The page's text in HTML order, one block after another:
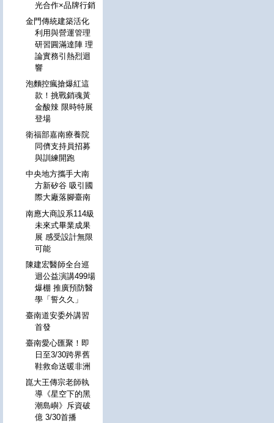
光合作×品牌行銷
金門傳統建築活化
利用與營運管理
研習圓滿達陣 理
論實務引熱烈迴
響
泡麵控瘋搶爆紅這
款！挑戰銷魂黃
金酸辣 限時特展
登場
衛福部嘉南療養院
同儕支持員招募
與訓練開跑
中央地方攜手大南
方新矽谷 吸引國
際大廠落腳臺南
南應大商設系114級
未來式畢業成果
展 感受設計無限
可能
陳建宏醫師全台巡
迴公益演講499場
爆棚 推廣預防醫
學「誓久久」
臺南道安委外講習
首發
臺南愛心匯聚！即
日至3/30跨界舊
鞋救命送暖非洲
崑大王傳宗老師執
導《星空下的黑
潮島嶼》斥資破
億 3/30首播